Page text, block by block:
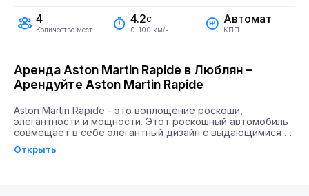
4
Количество мест
4.2с
0-100 км/ч
Автомат
КПП
Аренда Aston Martin Rapide в Люблян –
Арендуйте Aston Martin Rapide
Aston Martin Rapide - это воплощение роскоши,
элегантности и мощности. Этот роскошный автомобиль
совмещает в себе элегантный дизайн с выдающимися
оборудован двигателем мощностью 580 лошадиных сил,
Открыть